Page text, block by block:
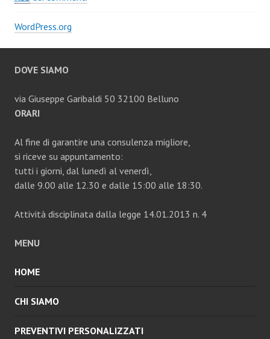
WordPress.org
DOVE SIAMO
via Giuseppe Garibaldi 50 32100 Belluno
ORARI
Al fine di garantire una consulenza migliore,
si riceve su appuntamento:
tutti i giorni, dal lunedì al venerdì,
dalle 9.00 alle 12.30 e dalle 15:00 alle 18:30.
Attività disciplinata dalla legge 14.01.2013 n. 4
MENU
HOME
CHI SIAMO
PREVENTIVI PERSONALIZZATI